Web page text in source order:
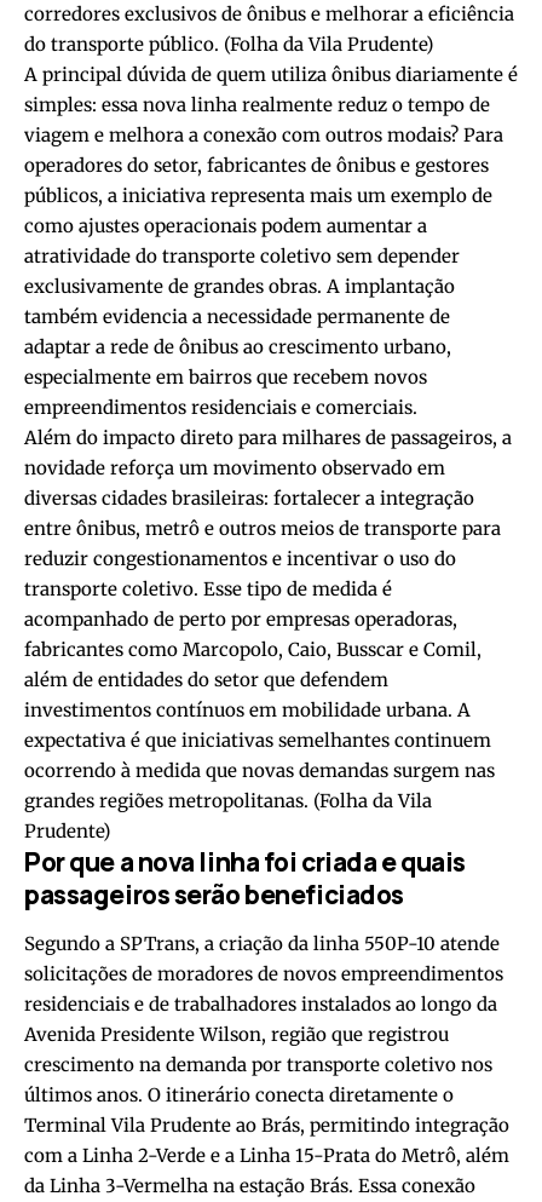
corredores exclusivos de ônibus e melhorar a eficiência
do transporte público. (Folha da Vila Prudente)
A principal dúvida de quem utiliza ônibus diariamente é
simples: essa nova linha realmente reduz o tempo de
viagem e melhora a conexão com outros modais? Para
operadores do setor, fabricantes de ônibus e gestores
públicos, a iniciativa representa mais um exemplo de
como ajustes operacionais podem aumentar a
atratividade do transporte coletivo sem depender
exclusivamente de grandes obras. A implantação
também evidencia a necessidade permanente de
adaptar a rede de ônibus ao crescimento urbano,
especialmente em bairros que recebem novos
empreendimentos residenciais e comerciais.
Além do impacto direto para milhares de passageiros, a
novidade reforça um movimento observado em
diversas cidades brasileiras: fortalecer a integração
entre ônibus, metrô e outros meios de transporte para
reduzir congestionamentos e incentivar o uso do
transporte coletivo. Esse tipo de medida é
acompanhado de perto por empresas operadoras,
fabricantes como Marcopolo, Caio, Busscar e Comil,
além de entidades do setor que defendem
investimentos contínuos em mobilidade urbana. A
expectativa é que iniciativas semelhantes continuem
ocorrendo à medida que novas demandas surgem nas
grandes regiões metropolitanas. (Folha da Vila
Prudente)
Por que a nova linha foi criada e quais
passageiros serão beneficiados
Segundo a SPTrans, a criação da linha 550P-10 atende
solicitações de moradores de novos empreendimentos
residenciais e de trabalhadores instalados ao longo da
Avenida Presidente Wilson, região que registrou
crescimento na demanda por transporte coletivo nos
últimos anos. O itinerário conecta diretamente o
Terminal Vila Prudente ao Brás, permitindo integração
com a Linha 2-Verde e a Linha 15-Prata do Metrô, além
da Linha 3-Vermelha na estação Brás. Essa conexão